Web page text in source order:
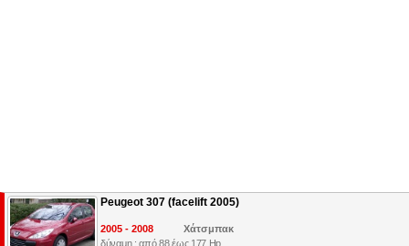
Peugeot 307 (facelift 2005)
2005 - 2008
Χάτσμπακ
δύναμη : από 88 έως 177 Hp